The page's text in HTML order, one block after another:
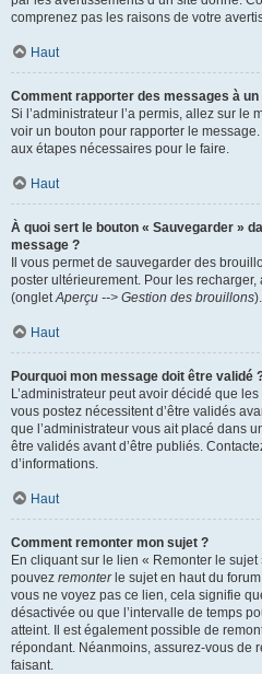
comprenez pas les raisons de votre
Haut
Comment rapporter des messages à
Si l’administrateur l’a permis, allez sur le
voir un bouton pour rapporter le
aux étapes nécessaires pour le faire.
Haut
À quoi sert le bouton « Sauvegarder »
message ?
Il vous permet de sauvegarder des
poster ultérieurement. Pour les
(ongletAperçu --> Gestion des brouillons).
Haut
Pourquoi mon message doit être validé
L’administrateur peut avoir décidé que
vous postez nécessitent d’être validés
que l’administrateur vous ait placé dans
être validés avant d’être publiés.
d’informations.
Haut
Comment remonter mon sujet ?
En cliquant sur le lien « Remonter le
pouvez remonterle sujet en haut du
vous ne voyez pas ce lien, cela signifie
désactivée ou que l’intervalle de temps
atteint. Il est également possible de
répondant. Néanmoins, assurez-vous de
faisant.